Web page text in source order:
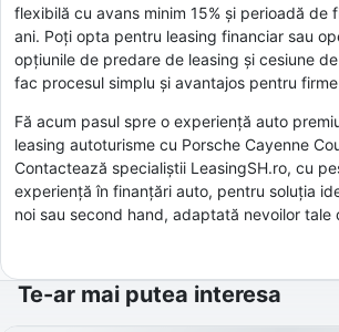
flexibilă cu avans minim 15% și perioadă de
ani. Poți opta pentru leasing financiar sau
opțiunile de predare de leasing și cesiune
fac procesul simplu și avantajos pentru firme
Fă acum pasul spre o experiență auto
leasing autoturisme cu Porsche Cayenne
Contactează specialiștii LeasingSH.ro, cu
experiență în finanțări auto, pentru soluția
noi sau second hand, adaptată nevoilor tale
Te-ar mai putea interesa